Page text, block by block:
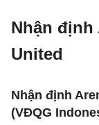
Nhận định
United
Nhận định
(VĐQG